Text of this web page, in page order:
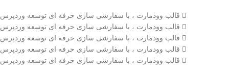
قالب وودمارت ، با سفارشی سازی حرفه ای توسعه وردپرس
قالب وودمارت ، با سفارشی سازی حرفه ای توسعه وردپرس
قالب وودمارت ، با سفارشی سازی حرفه ای توسعه وردپرس
قالب وودمارت ، با سفارشی سازی حرفه ای توسعه وردپرس
قالب وودمارت ، با سفارشی سازی حرفه ای توسعه وردپرس